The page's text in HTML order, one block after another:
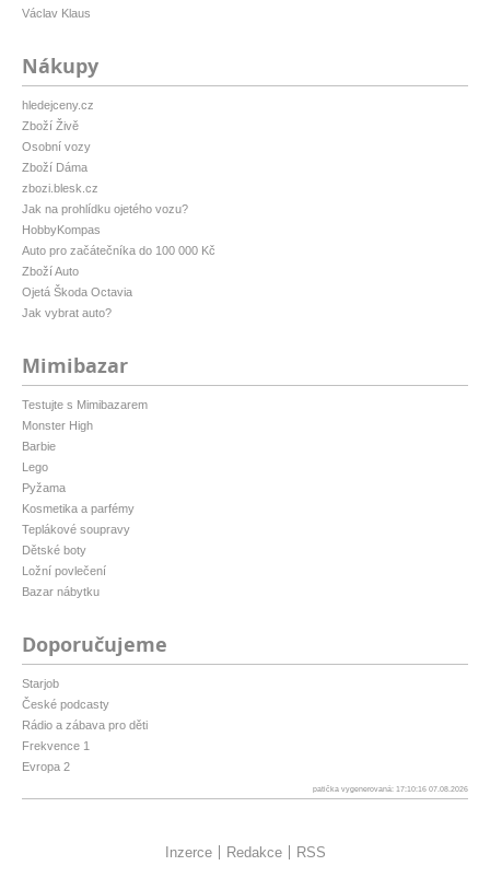
Václav Klaus
Nákupy
hledejceny.cz
Zboží Živě
Osobní vozy
Zboží Dáma
zbozi.blesk.cz
Jak na prohlídku ojetého vozu?
HobbyKompas
Auto pro začátečníka do 100 000 Kč
Zboží Auto
Ojetá Škoda Octavia
Jak vybrat auto?
Mimibazar
Testujte s Mimibazarem
Monster High
Barbie
Lego
Pyžama
Kosmetika a parfémy
Teplákové soupravy
Dětské boty
Ložní povlečení
Bazar nábytku
Doporučujeme
Starjob
České podcasty
Rádio a zábava pro děti
Frekvence 1
Evropa 2
patička vygenerovaná: 17:10:16 07.08.2026
Inzerce Redakce RSS